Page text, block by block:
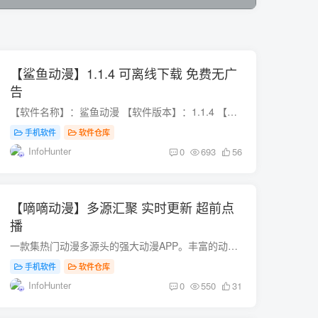
【鲨鱼动漫】1.1.4 可离线下载 免费无广
告
【软件名称】：鲨鱼动漫 【软件版本】：1.1.4 【软件大小】：24.97M 【测试系统】：小米 【使用说明】 […]
手机软件 软件仓库
InfoHunter 0 693 56
【嘀嘀动漫】多源汇聚 实时更新 超前点
播
一款集热门动漫多源头的强大动漫APP。丰富的动漫种类，实时更新的最新剧集，更能超前点播最新动漫资讯，热门番剧， […]
手机软件 软件仓库
InfoHunter 0 550 31